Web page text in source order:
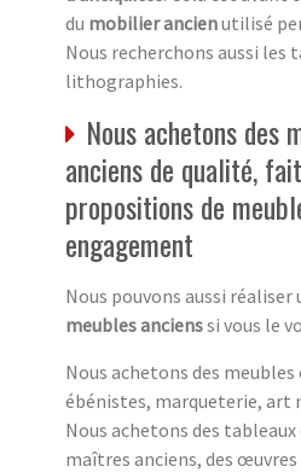
du mobilier ancienutilisé
Nous recherchons aussi les
lithographies.
Nous achetons des
anciens de qualité,
propositions de
engagement
Nous pouvons aussi réaliser
meubles ancienssi vous le
Nous achetons des
ébénistes, marqueterie, art
Nous achetons des
maîtres anciens, des